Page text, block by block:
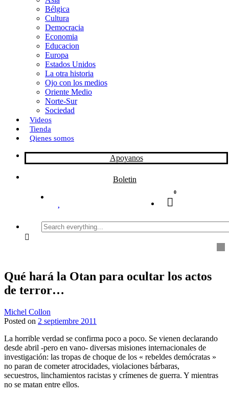
i
r
Bélgica
Cultura
Democracia
Economia
Educacion
Europa
Estados Unidos
La otra historia
Ojo con los medios
Oriente Medio
Norte-Sur
Sociedad
Videos
Tienda
Qienes somos
Apoyanos
Boletin
0
Search
everything...
Qué hará la Otan para ocultar los actos
de terror…
Michel Collon
Posted on 2 septiembre 2011
La horrible verdad se confirma poco a poco. Se vienen declarando
desde abril -pero en vano- diversas misiones internacionales de
investigación: las tropas de choque de los « rebeldes demócratas »
no paran de cometer atrocidades, violaciones bárbaras,
secuestros, linchamientos racistas y crímenes de guerra. Y mientras
no se matan entre ellos.